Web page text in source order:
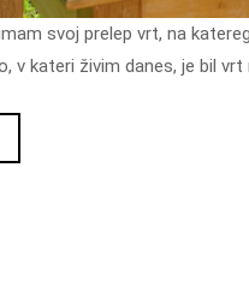
v kateri živim danes, je bil